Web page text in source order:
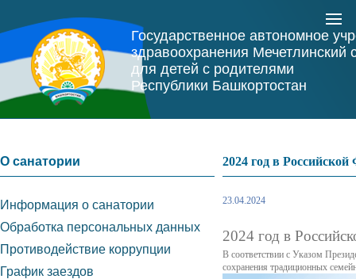
Государственное автономное
здравоохранения Мечетлинский
для детей с родителями
Республики Башкортостан
2024 год в
23.04.2024
2024 год в
В соответствии с Указом
сохранения традиционных
О санатории
Информация о санатории
Обработка персональных данных
Противодействие коррупции
График заездов